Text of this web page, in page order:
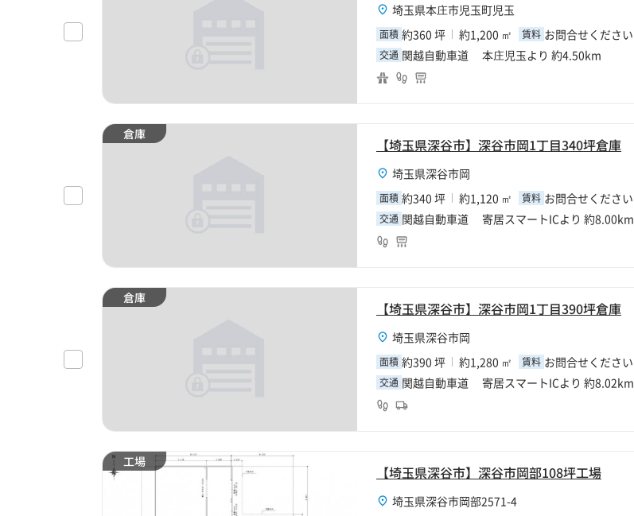
埼玉県本庄市児玉町児玉
面積 約360 坪 約1,200 ㎡ 賃料 お問合せください
交通 関越自動車道 本庄児玉より 約4.50km
倉庫
【埼玉県深谷市】深谷市岡1丁目340坪倉庫
埼玉県深谷市岡
面積 約340 坪 約1,120 ㎡ 賃料 お問合せください
交通 関越自動車道 寄居スマートICより 約8.00km
倉庫
【埼玉県深谷市】深谷市岡1丁目390坪倉庫
埼玉県深谷市岡
面積 約390 坪 約1,280 ㎡ 賃料 お問合せください
交通 関越自動車道 寄居スマートICより 約8.02km
工場
【埼玉県深谷市】深谷市岡部108坪工場
埼玉県深谷市岡部2571-4